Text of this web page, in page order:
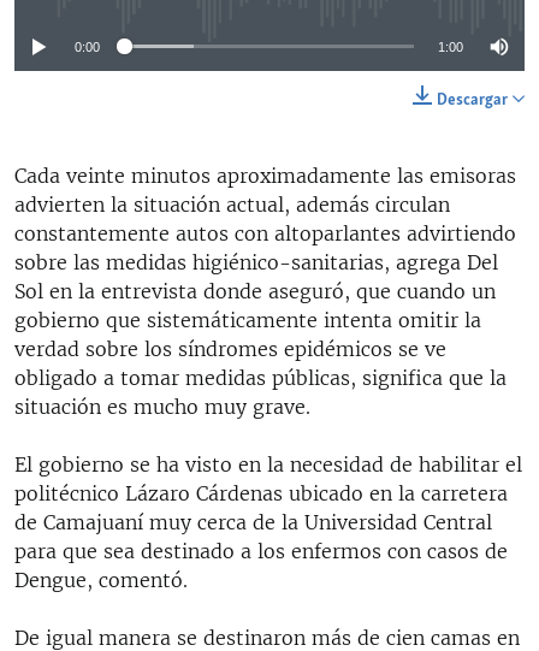
0:00 1:00
Descargar
Cada veinte minutos aproximadamente las emisoras
advierten la situación actual, además circulan
constantemente autos con altoparlantes advirtiendo
sobre las medidas higiénico-sanitarias, agrega Del
Sol en la entrevista donde aseguró, que cuando un
gobierno que sistemáticamente intenta omitir la
verdad sobre los síndromes epidémicos se ve
obligado a tomar medidas públicas, significa que la
situación es mucho muy grave.
El gobierno se ha visto en la necesidad de habilitar el
politécnico Lázaro Cárdenas ubicado en la carretera
de Camajuaní muy cerca de la Universidad Central
para que sea destinado a los enfermos con casos de
Dengue, comentó.
De igual manera se destinaron más de cien camas en